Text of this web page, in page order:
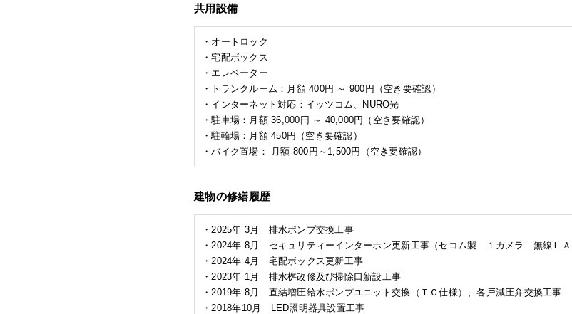
共用設備
・オートロック
・宅配ボックス
・エレベーター
・トランクルーム：月額 400円 ～ 900円（空き要確認）
・インターネット対応：イッツコム、NURO光
・駐車場：月額 36,000円 ～ 40,000円（空き要確認）
・駐輪場：月額 450円（空き要確認）
・バイク置場： 月額 800円～1,500円（空き要確認）
建物の修繕履歴
・2025年 3月 排水ポンプ交換工事
・2024年 8月 セキュリティーインターホン更新工事（セコム製 １カメラ 無線ＬＡ
・2024年 4月 宅配ボックス更新工事
・2023年 1月 排水桝改修及び掃除口新設工事
・2019年 8月 直結増圧給水ポンプユニット交換（ＴＣ仕様）、各戸減圧弁交換工事
・2018年10月 LED照明器具設置工事